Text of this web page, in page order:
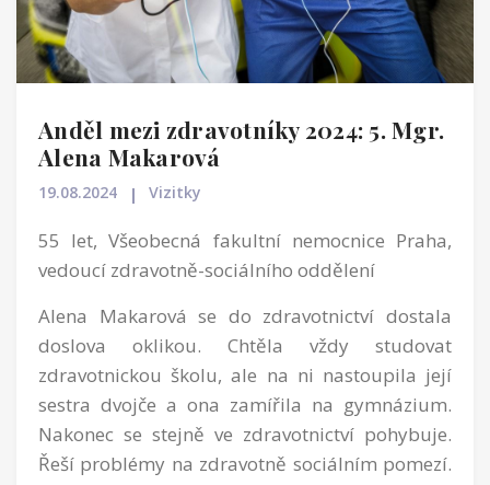
Anděl mezi zdravotníky 2024: 5. Mgr.
Alena Makarová
19.08.2024 Vizitky
55 let, Všeobecná fakultní nemocnice Praha,
vedoucí zdravotně-sociálního oddělení
Alena Makarová se do zdravotnictví dostala
doslova oklikou. Chtěla vždy studovat
zdravotnickou školu, ale na ni nastoupila její
sestra dvojče a ona zamířila na gymnázium.
Nakonec se stejně ve zdravotnictví pohybuje.
Řeší problémy na zdravotně sociálním pomezí.